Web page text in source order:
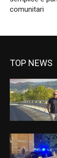
comunitari
TOP NEWS